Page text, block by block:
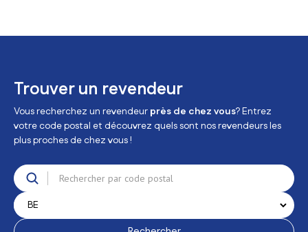
Trouver un revendeur
Vous recherchez un revendeur près de chez vous? Entrez
votre code postal et découvrez quels sont nos revendeurs les
plus proches de chez vous !